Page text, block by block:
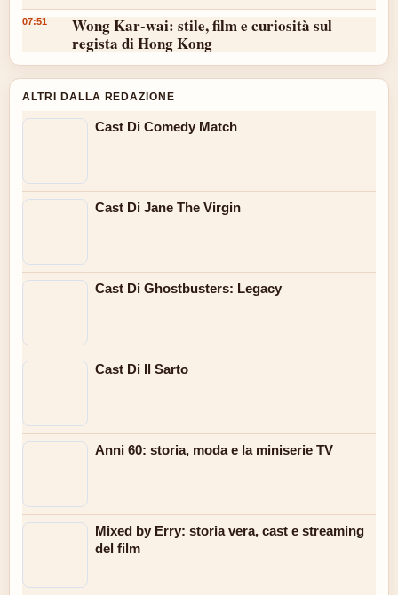
07:51
Wong Kar-wai: stile, film e curiosità sul
regista di Hong Kong
ALTRI DALLA REDAZIONE
Cast Di Comedy Match
Cast Di Jane The Virgin
Cast Di Ghostbusters: Legacy
Cast Di Il Sarto
Anni 60: storia, moda e la miniserie TV
Mixed by Erry: storia vera, cast e streaming
del film